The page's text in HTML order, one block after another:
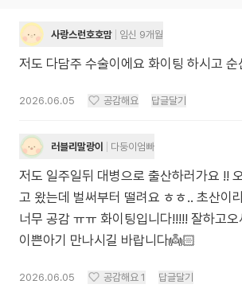
사랑스런호호맘 임신 9개월
저도 다담주 수술이에요 화이팅 하시고
2026.06.05 공감해요 답글달기
러블리말랑이 다둥이엄빠
저도 일주일뒤 대병으로 출산하러가요 !!
고 왔는데 벌써부터 떨려요 ㅎㅎ.. 초산이
너무 공감 ㅠㅠ 화이팅입니다!!!!! 잘하고오
이쁜아기 만나시길 바랍니다👼🏻
2026.06.05 공감해요 1 답글달기